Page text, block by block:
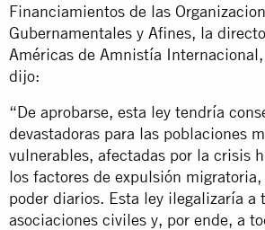
Financiamientos de las
Gubernamentales y Afines, la
Américas de Amnistía
dijo:
“De aprobarse, esta ley tendría
devastadoras para las poblaciones
vulnerables, afectadas por la crisis
los factores de expulsión migratoria,
poder diarios. Esta ley ilegalizaría a
asociaciones civiles y, por ende, a